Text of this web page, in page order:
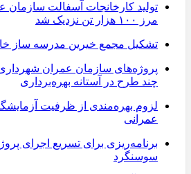
تولید کارخانجات آسفالت سازمان
مرز ۱۰۰ هزار تن نزدیک شد
تشکیل مجمع خیرین مدرسه ‌ساز
پروژه‌های سازمان عمران
چند طرح در آستانه بهره‌برداری
لزوم بهره‌مندی از ظرفیت
عمرانی
برنامه‌ریزی برای تسریع اجرای
سوسنگرد